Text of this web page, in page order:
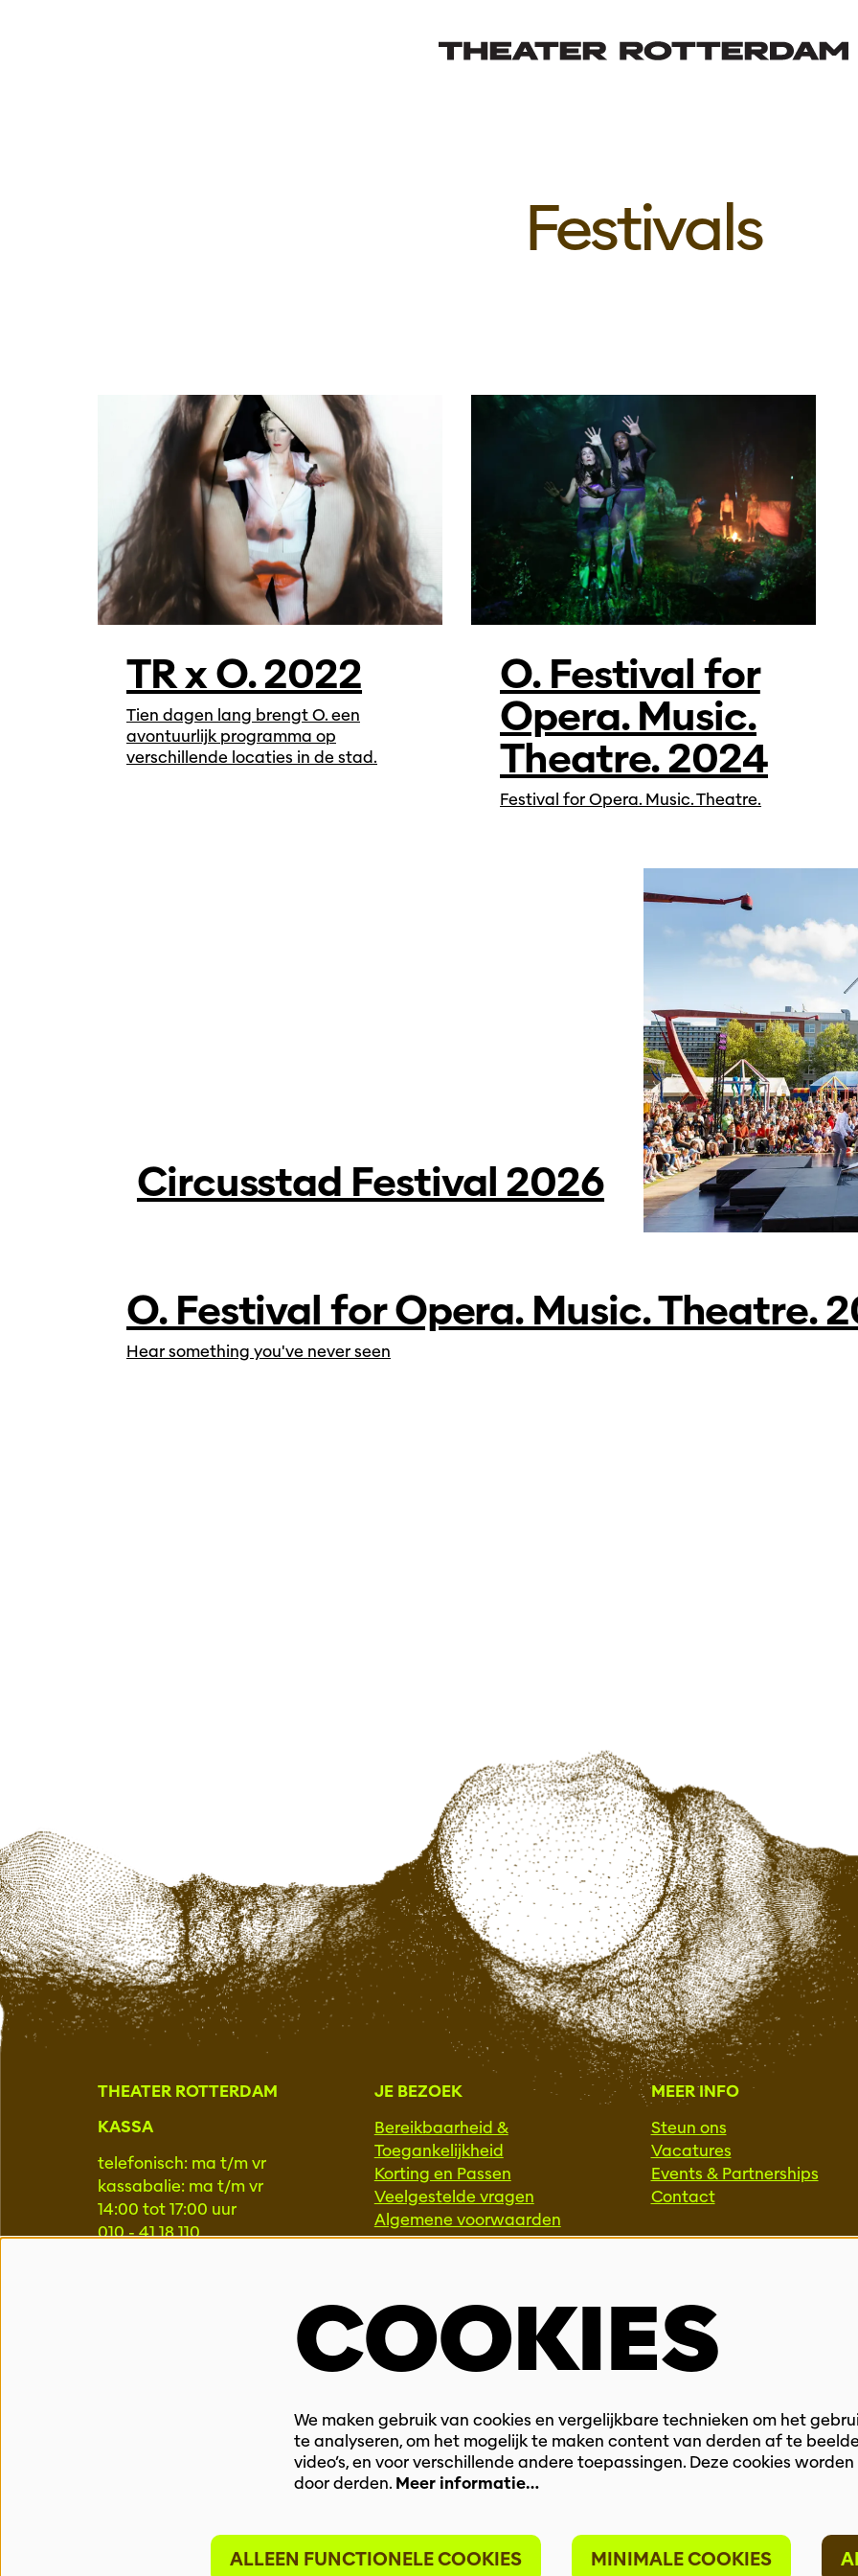
Festivals
TR x O. 2022
Tien dagen lang brengt O. een
avontuurlijk programma op
verschillende locaties in de stad.
O. Festival for
Opera. Music.
Theatre. 2024
Festival for Opera. Music. Theatre.
Circusstad Festival 2026
O. Festival for Opera. Music. Theatre.
Hear something you've never seen
THEATER ROTTERDAM
KASSA
telefonisch: ma t/m vr
kassabalie: ma t/m vr
14:00 tot 17:00 uur
010 - 41 18 110
LOCATIE TR25 SCHOUWBURG
010 – 40 46 888
JE BEZOEK
Bereikbaarheid &
Toegankelijkheid
Korting en Passen
Veelgestelde vragen
Algemene voorwaarden
Pers
Educatie & Interactie
Programmeurs
Techniek
MEER INFO
Steun ons
Vacatures
Events & Partnerships
Contact
Privacy
COOKIES
We maken gebruik van cookies en vergelijkbare technieken om het
te analyseren, om het mogelijk te maken content van derden af te
video’s, en voor verschillende andere toepassingen. Deze cookies
door derden. Meer informatie…
ALLEEN FUNCTIONELE COOKIES MINIMALE COOKIES